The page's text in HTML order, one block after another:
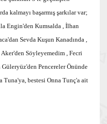
kalmayı başarmış şarkılar var;
Engin'den Kumsalda , İlhan
Sevda Kuşun Kanadında ,
Söyleyemedim , Fecri
Pencereler Önünde
bestesi Onna Tunç'a ait